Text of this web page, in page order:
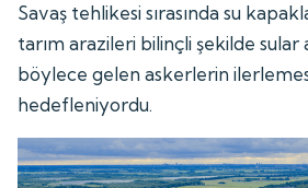
Savaş tehlikesi sırasında su
tarım arazileri bilinçli şekilde sular
böylece gelen askerlerin
hedefleniyordu.